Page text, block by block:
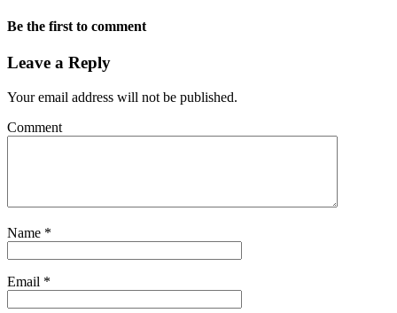
Be the first to comment
Leave a Reply
Your email address will not be published.
Comment
Name *
Email *